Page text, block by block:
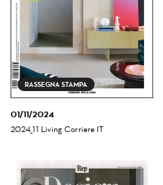
RASSEGNA STAMPA
01/11/2024
2024_11 Living Corriere IT